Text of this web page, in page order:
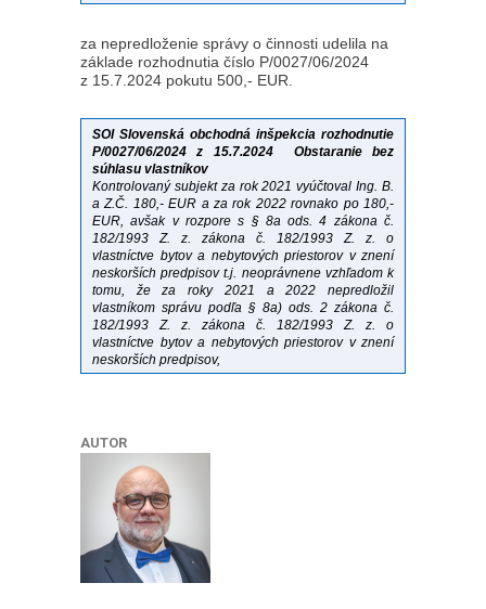
za nepredloženie správy o činnosti udelila na
základe rozhodnutia číslo P/0027/06/2024
z 15.7.2024 pokutu 500,- EUR.
SOI Slovenská obchodná inšpekcia rozhodnutie
P/0027/06/2024 z 15.7.2024
Obstaranie bez
súhlasu vlastníkov
Kontrolovaný subjekt za rok 2021 vyúčtoval Ing. B.
a Z.Č. 180,- EUR a za rok 2022 rovnako po 180,-
EUR, avšak v rozpore s § 8a ods. 4 zákona č.
182/1993 Z. z. zákona č. 182/1993 Z. z. o
vlastníctve bytov a nebytových priestorov v znení
neskorších predpisov t.j. neoprávnene vzhľadom k
tomu, že za roky 2021 a 2022 nepredložil
vlastníkom správu podľa § 8a) ods. 2 zákona č.
182/1993 Z. z. zákona č. 182/1993 Z. z. o
vlastníctve bytov a nebytových priestorov v znení
neskorších predpisov,
AUTOR